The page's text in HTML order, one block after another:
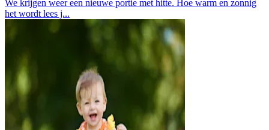
We krijgen weer een nieuwe portie met hitte. Hoe warm en zonnig
het wordt lees j...